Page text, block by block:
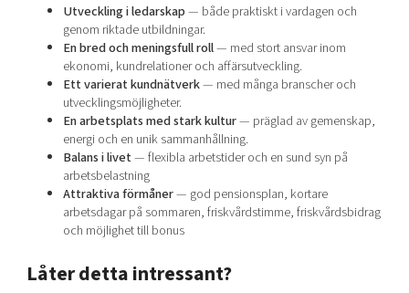
Utveckling i ledarskap— både praktiskt i vardagen och
genom riktade utbildningar.
En bred och meningsfull roll— med stort ansvar inom
ekonomi, kundrelationer och affärsutveckling.
Ett varierat kundnätverk— med många branscher och
utvecklingsmöjligheter.
En arbetsplats med stark kultur— präglad av gemenskap,
energi och en unik sammanhållning.
Balans i livet— flexibla arbetstider och en sund syn på
arbetsbelastning
Attraktiva förmåner— god pensionsplan, kortare
arbetsdagar på sommaren, friskvårdstimme, friskvårdsbidrag
och möjlighet till bonus
Låter detta intressant?